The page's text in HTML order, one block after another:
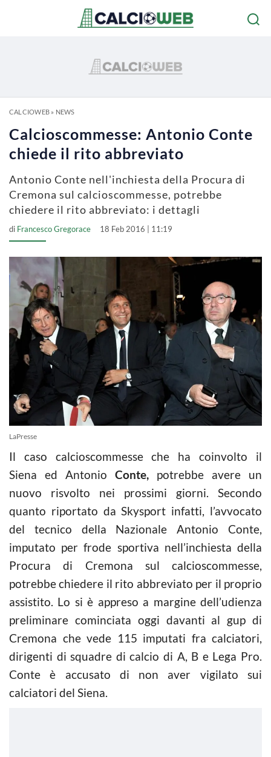
CALCIOWEB» NEWS
Calcioscommesse: Antonio Conte
chiede il rito abbreviato
Antonio Conte nell'inchiesta della Procura di
Cremona sul calcioscommesse, potrebbe
chiedere il rito abbreviato: i dettagli
di Francesco Gregorace 18 Feb 2016 | 11:19
LaPresse
Il caso calcioscommesse che ha coinvolto il
Siena ed Antonio Conte, potrebbe avere un
nuovo risvolto nei prossimi giorni. Secondo
quanto riportato da Skysport infatti, l’avvocato
del tecnico della Nazionale Antonio Conte,
imputato per frode sportiva nell’inchiesta della
Procura di Cremona sul calcioscommesse,
potrebbe chiedere il rito abbreviato per il proprio
assistito. Lo si è appreso a margine dell’udienza
preliminare cominciata oggi davanti al gup di
Cremona che vede 115 imputati fra calciatori,
dirigenti di squadre dicalcio di A, B e Lega Pro.
Conte è accusato di non aver vigilato sui
calciatori del Siena.